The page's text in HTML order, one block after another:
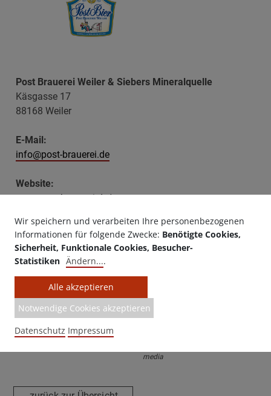
Post Brauerei Weiler & Siebers Mineralquelle
Käsgasse 17
88168 Weiler
E-Mail:
info@post-brauerei.de
Website:
www.post-brauerei.de/
Letzte Aktualisierung: 16.01.2025 | 09:40 Uhr
media
Wir speichern und verarbeiten Ihre personenbezogenen
Informationen für folgende Zwecke: Benötigte Cookies,
Sicherheit, Funktionale Cookies, Besucher-
Statistiken Ändern....
Alle akzeptieren
Notwendige Cookies akzeptieren
Datenschutz Impressum